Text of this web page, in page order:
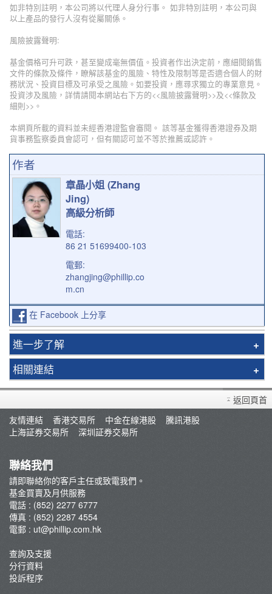
如非特別註明，本公司將以代理人身分行事。 如非特別註明，本公司與
以上產品的發行人沒有從屬關係。
風險披露聲明:
基金價格可升可跌，甚至變成毫無價值。投資者作出決定前，應細閱銷售
文件的條款及條件，瞭解該基金的風險、特性及限制等是否適合個人的財
務狀況、投資目標及可承受之風險。如要投資，應尋求獨立的專業意見。
投資涉及風險，詳情請閱本網站右下方的<<風險披露聲明>>及<<條款及
細則>>。
本網頁所載的資料並未經香港證監會審閱。 該等基金獲得香港證券及期
貨事務監察委員會認可，但有關認可並不等於推薦或認許。
作者
章晶小姐 (Zhang
Jing)
高級分析師
電話:
86 21 51699400-103
電郵:
zhangjing@phillip.co
m.cn
在 Facebook 上分享
進一步了解
基金服務
認購手續
最新推廣
高息基金
相關連結
收費概覽
常見問題
基金視頻教程
返回頁首
友情連結
香港交易所 中金在線港股
騰訊港股
上海証券交易所
深圳証券交易所
聯絡我們
請即聯絡你的客戶主任或致電我們。
基金買賣及月供服務
電話 : (852) 2277 6777
傳真 : (852) 2287 4554
電郵 : ut@phillip.com.hk
查詢及支援
分行資料
投訴程序